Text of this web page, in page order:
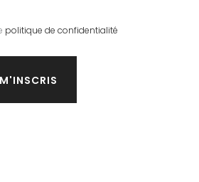
politique de confidentialité